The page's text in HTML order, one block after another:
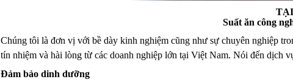
Suất ăn công
Chúng tôi là đơn vị với bề dày kinh nghiệm cũng như sự chuyên nghiệp
tín nhiệm và hài lòng từ các doanh nghiệp lớn tại Việt Nam. Nói đến dịch
Đảm bảo dinh dưỡng